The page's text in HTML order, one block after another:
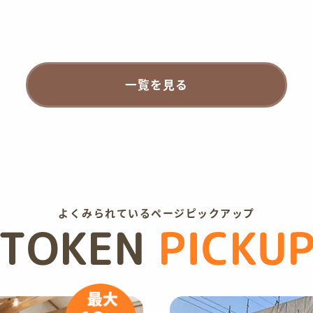
一覧を見る
よくみられているページピックアップ